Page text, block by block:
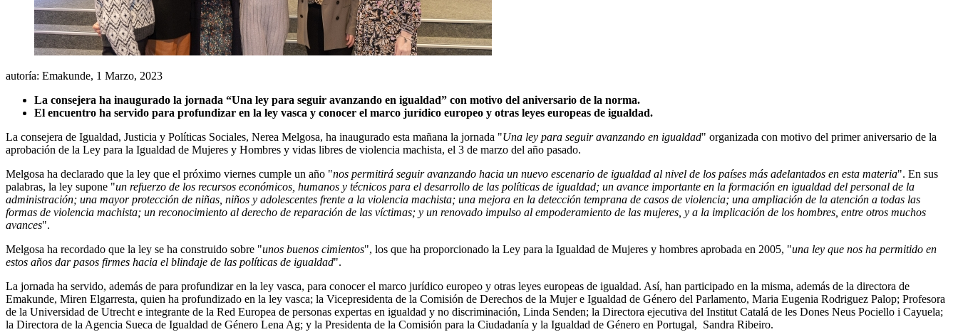
autoría: Emakunde, 1 Marzo, 2023
La consejera ha inaugurado la jornada “Una ley para seguir avanzando en igualdad” con motivo del aniversario de la norma.
El encuentro ha servido para profundizar en la ley vasca y conocer el marco jurídico europeo y otras leyes europeas de igualdad.
La consejera de Igualdad, Justicia y Políticas Sociales, Nerea Melgosa, ha inaugurado esta mañana la jornada "Una ley para seguir avanzando en igualdad" organizada con motivo del primer aniversario de la
aprobación de la Ley para la Igualdad de Mujeres y Hombres y vidas libres de violencia machista, el 3 de marzo del año pasado.
Melgosa ha declarado que la ley que el próximo viernes cumple un año "nos permitirá seguir avanzando hacia un nuevo escenario de igualdad al nivel de los países más adelantados en esta materia". En sus
palabras, la ley supone "un refuerzo de los recursos económicos, humanos y técnicos para el desarrollo de las políticas de igualdad; un avance importante en la formación en igualdad del personal de la
administración; una mayor protección de niñas, niños y adolescentes frente a la violencia machista; una mejora en la detección temprana de casos de violencia; una ampliación de la atención a todas las
formas de violencia machista; un reconocimiento al derecho de reparación de las víctimas; y un renovado impulso al empoderamiento de las mujeres, y a la implicación de los hombres, entre otros muchos
avances".
Melgosa ha recordado que la ley se ha construido sobre "unos buenos cimientos", los que ha proporcionado la Ley para la Igualdad de Mujeres y hombres aprobada en 2005, "una ley que nos ha permitido en
estos años dar pasos firmes hacia el blindaje de las políticas de igualdad".
La jornada ha servido, además de para profundizar en la ley vasca, para conocer el marco jurídico europeo y otras leyes europeas de igualdad. Así, han participado en la misma, además de la directora de
Emakunde, Miren Elgarresta, quien ha profundizado en la ley vasca; la Vicepresidenta de la Comisión de Derechos de la Mujer e Igualdad de Género del Parlamento, Maria Eugenia Rodriguez Palop; Profesora
de la Universidad de Utrecht e integrante de la Red Europea de personas expertas en igualdad y no discriminación, Linda Senden; la Directora ejecutiva del Institut Catalá de les Dones Neus Pociello i Cayuela;
la Directora de la Agencia Sueca de Igualdad de Género Lena Ag; y la Presidenta de la Comisión para la Ciudadanía y la Igualdad de Género en Portugal, Sandra Ribeiro.